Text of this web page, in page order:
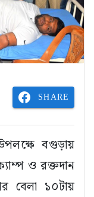
SHARE
বগুড়ায়
ও রক্তদান
বেলা ১০টায়